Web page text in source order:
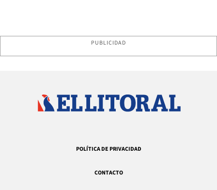
PUBLICIDAD
POLÍTICA DE PRIVACIDAD
CONTACTO